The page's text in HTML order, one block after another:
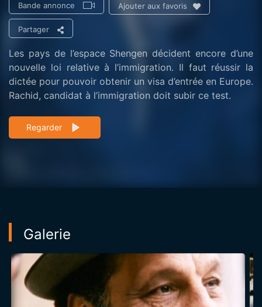
Bande annonce Ajouter aux favoris
Partager
Les pays de l’espace Shengen décident encore d’une
nouvelle loi relative à l’immigration. Il faut réussir la
dictée pour pouvoir obtenir un visa d’entrée en Europe.
Rachid, candidat à l’immigration doit subir ce test.
Regarder
Galerie